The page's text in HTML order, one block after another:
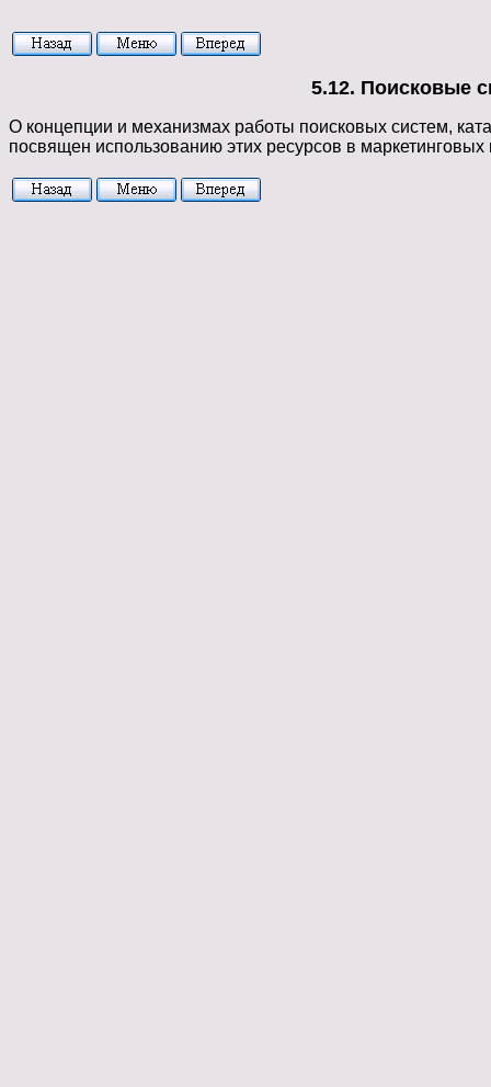
5.12. Поисковые
О концепции и механизмах работы поисковых систем,
посвящен использованию этих ресурсов в маркетинговых